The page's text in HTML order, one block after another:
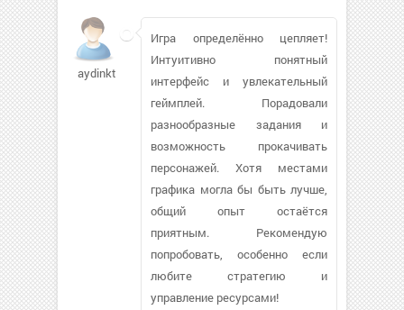
aydinkt880207
Игра определённо цепляет!
Интуитивно понятный
интерфейс и увлекательный
геймплей. Порадовали
разнообразные задания и
возможность прокачивать
персонажей. Хотя местами
графика могла бы быть лучше,
общий опыт остаётся
приятным. Рекомендую
попробовать, особенно если
любите стратегию и
управление ресурсами!